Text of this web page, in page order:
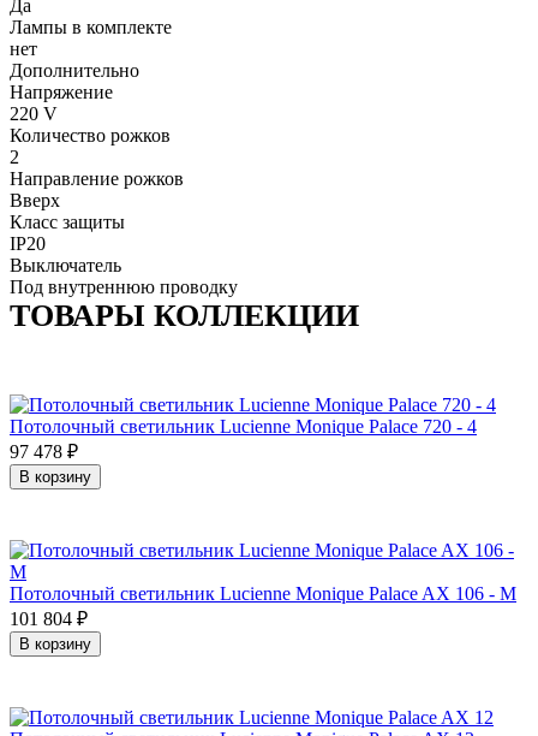
Да
Лампы в комплекте
нет
Дополнительно
Напряжение
220 V
Количество рожков
2
Направление рожков
Вверх
Класс защиты
IP20
Выключатель
Под внутреннюю проводку
ТОВАРЫ КОЛЛЕКЦИИ
Потолочный светильник Lucienne Monique Palace 720 - 4
97 478 ₽
В корзину
Потолочный светильник Lucienne Monique Palace AX 106 - M
101 804 ₽
В корзину